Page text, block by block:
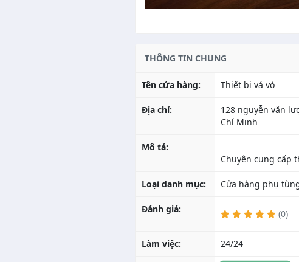
THÔNG TIN CHUNG
Tên cửa hàng: Thiết bị vá vỏ
Địa chỉ:
128 nguyễn văn
Chí Minh
Mô tả:
Loại danh mục: Cửa hàng phụ
Đánh giá: (0)
Làm việc: 24/24